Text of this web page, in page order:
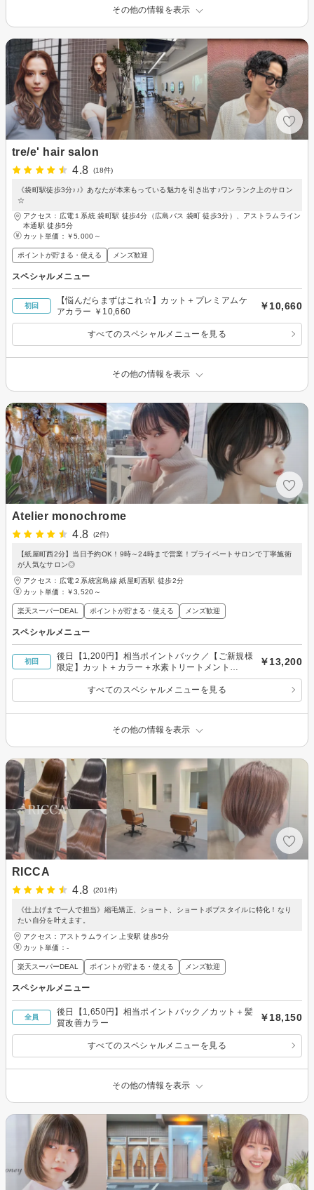
その他の情報を表示
tre/e' hair salon
4.8
(18件)
《袋町駅徒歩3分♪♪》あなたが本来もっている魅力を引き出す♪ワンランク上のサロン
☆
アクセス：広電１系統 袋町駅 徒歩4分（広島バス 袋町 徒歩3分）、アストラムライン
本通駅 徒歩5分
カット単価： ￥5,000～
ポイントが貯まる・使える メンズ歓迎
スペシャルメニュー
初回
【悩んだらまずはこれ☆】カット＋プレミアムケ
アカラー ￥10,660
￥10,660
すべてのスペシャルメニューを見る
その他の情報を表示
Atelier monochrome
4.8
(2件)
【紙屋町西2分】当日予約OK！9時～24時まで営業！プライベートサロンで丁寧施術
が人気なサロン◎
アクセス：広電２系統宮島線 紙屋町西駅 徒歩2分
カット単価： ￥3,520～
楽天スーパーDEAL ポイントが貯まる・使える メンズ歓迎
スペシャルメニュー
初回
後日【1,200円】相当ポイントバック／【ご新規様
限定】カット＋カラー＋水素トリートメント
￥13,200
￥13,200
すべてのスペシャルメニューを見る
その他の情報を表示
RICCA
4.8
(201件)
《仕上げまで一人で担当》縮毛矯正、ショート、ショートボブスタイルに特化！なり
たい自分を叶えます。
アクセス：アストラムライン 上安駅 徒歩5分
カット単価： -
楽天スーパーDEAL ポイントが貯まる・使える メンズ歓迎
スペシャルメニュー
全員
後日【1,650円】相当ポイントバック／カット＋髪
質改善カラー
￥18,150
すべてのスペシャルメニューを見る
その他の情報を表示